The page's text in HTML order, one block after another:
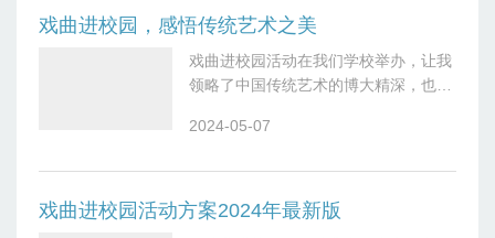
戏曲进校园，感悟传统艺术之美
戏曲进校园活动在我们学校举办，让我
领略了中国传统艺术的博大精深，也深
术魅力。活动开始时，我并不是特别了
2024-05-07
戏曲进校园活动方案2024年最新版